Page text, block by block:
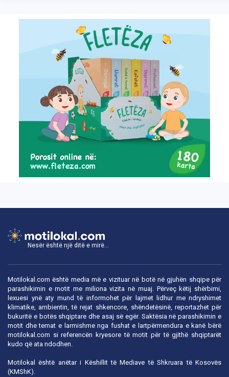
Nesër është një ditë e mirë...
Motilokal.com është media më e vizituar në botë në gjuhën shqipe për
parashikimin e motit me miliona vizita në muaj. Përveç këtij shërbimi,
lexuesi ynë aty mund të informohet për lajmet lidhur me ndryshimet
klimatike, ambientin, të rejat shkencore, shëndetësinë, reportazhet për
bukuritë e botës shqiptare dhe asaj së egër. Saktësia në parashikimin e
motit dhe temat e larmishme nga fushat e lartpërmendura e kanë bërë
motilokal.com si referencën kryesore të motit për të gjithë shqiptarët
kudo që ata ndodhen.
Motilokal është anëtar i Këshillit të Mediave të Shkruara të Kosovës
(KMShK).